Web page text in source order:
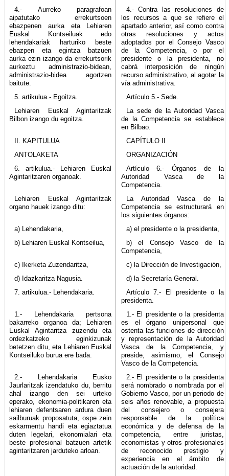
4.- Aurreko paragrafoan
aipatutako errekurtsoen
ebazpenen aurka eta Lehiaren
Euskal Kontseiluak edo
lehendakariak harturiko beste
ebazpen eta egintza batzuen
aurka ezin izango da errekurtsorik
aurkeztu administrazio-bidean,
administrazio-bidea agortzen
baitute.
4.- Contra las resoluciones de
los recursos a que se refiere el
apartado anterior, así como contra
otras resoluciones y actos
adoptados por el Consejo Vasco
de la Competencia, o por el
presidente o la presidenta, no
cabrá interposición de ningún
recurso administrativo, al agotar la
vía administrativa.
5. artikulua.- Egoitza.
Artículo 5.- Sede.
Lehiaren Euskal Agintaritzak
Bilbon izango du egoitza.
La sede de la Autoridad Vasca
de la Competencia se establece
en Bilbao.
II. KAPITULUA
CAPÍTULO II
ANTOLAKETA
ORGANIZACIÓN
6. artikulua.- Lehiaren Euskal
Agintaritzaren organoak.
Artículo 6.- Órganos de la
Autoridad Vasca de la
Competencia.
Lehiaren Euskal Agintaritzak
organo hauek izango ditu:
La Autoridad Vasca de la
Competencia se estructurará en
los siguientes órganos:
a) Lehendakaria,
a) el presidente o la presidenta,
b) Lehiaren Euskal Kontseilua,
b) el Consejo Vasco de la
Competencia,
c) Ikerketa Zuzendaritza,
c) la Dirección de Investigación,
d) Idazkaritza Nagusia.
d) la Secretaría General.
7. artikulua.- Lehendakaria.
Artículo 7.- El presidente o la
presidenta.
1.- Lehendakaria pertsona
bakarreko organoa da; Lehiaren
Euskal Agintaritza zuzendu eta
ordezkatzeko eginkizunak
betetzen ditu, eta Lehiaren Euskal
Kontseiluko burua ere bada.
1.- El presidente o la presidenta
es el órgano unipersonal que
ostenta las funciones de dirección
y representación de la Autoridad
Vasca de la Competencia, y
preside, asimismo, el Consejo
Vasco de la Competencia.
2.- Lehendakaria Eusko
Jaurlaritzak izendatuko du, berritu
ahal izango den sei urteko
eperako, ekonomia-politikaren eta
lehiaren defentsaren ardura duen
sailburuak proposatuta, ospe zein
eskarmentu handi eta egiaztatua
duten legelari, ekonomialari eta
beste profesional batzuen artetik
agintaritzaren jarduteko arloan.
2.- El presidente o la presidenta
será nombrado o nombrada por el
Gobierno Vasco, por un periodo de
seis años renovable, a propuesta
del consejero o consejera
responsable de la política
económica y de defensa de la
competencia, entre juristas,
economistas y otros profesionales
de reconocido prestigio y
experiencia en el ámbito de
actuación de la autoridad.